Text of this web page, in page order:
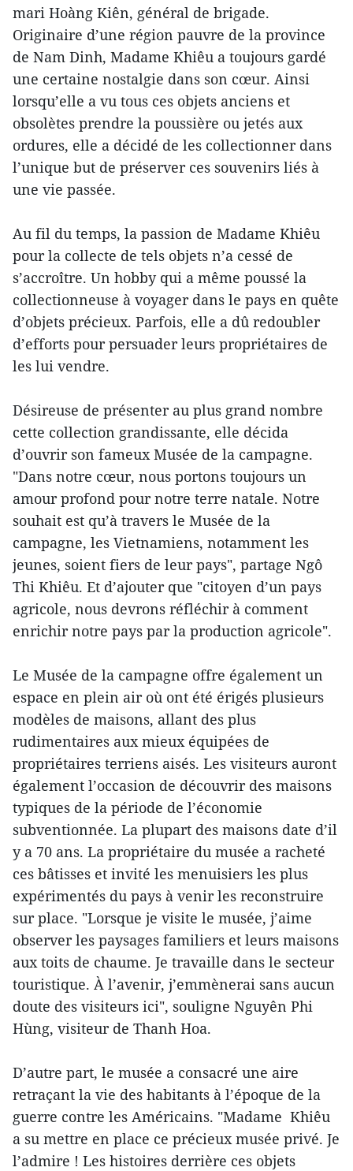
mari Hoàng Kiên, général de brigade.
Originaire d’une région pauvre de la province
de Nam Dinh, Madame Khiêu a toujours gardé
une certaine nostalgie dans son cœur. Ainsi
lorsqu’elle a vu tous ces objets anciens et
obsolètes prendre la poussière ou jetés aux
ordures, elle a décidé de les collectionner dans
l’unique but de préserver ces souvenirs liés à
une vie passée.
Au fil du temps, la passion de Madame Khiêu
pour la collecte de tels objets n’a cessé de
s’accroître. Un hobby qui a même poussé la
collectionneuse à voyager dans le pays en quête
d’objets précieux. Parfois, elle a dû redoubler
d’efforts pour persuader leurs propriétaires de
les lui vendre.
Désireuse de présenter au plus grand nombre
cette collection grandissante, elle décida
d’ouvrir son fameux Musée de la campagne.
"Dans notre cœur, nous portons toujours un
amour profond pour notre terre natale. Notre
souhait est qu’à travers le Musée de la
campagne, les Vietnamiens, notamment les
jeunes, soient fiers de leur pays", partage Ngô
Thi Khiêu. Et d’ajouter que "citoyen d’un pays
agricole, nous devrons réfléchir à comment
enrichir notre pays par la production agricole".
Le Musée de la campagne offre également un
espace en plein air où ont été érigés plusieurs
modèles de maisons, allant des plus
rudimentaires aux mieux équipées de
propriétaires terriens aisés. Les visiteurs auront
également l’occasion de découvrir des maisons
typiques de la période de l’économie
subventionnée. La plupart des maisons date d’il
y a 70 ans. La propriétaire du musée a racheté
ces bâtisses et invité les menuisiers les plus
expérimentés du pays à venir les reconstruire
sur place. "Lorsque je visite le musée, j’aime
observer les paysages familiers et leurs maisons
aux toits de chaume. Je travaille dans le secteur
touristique. À l’avenir, j’emmènerai sans aucun
doute des visiteurs ici", souligne Nguyên Phi
Hùng, visiteur de Thanh Hoa.
D’autre part, le musée a consacré une aire
retraçant la vie des habitants à l’époque de la
guerre contre les Américains. "Madame Khiêu
a su mettre en place ce précieux musée privé. Je
l’admire ! Les histoires derrière ces objets